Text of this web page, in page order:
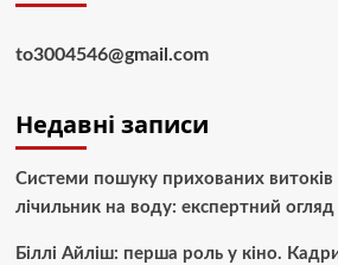
to3004546@gmail.com
Недавні записи
Системи пошуку прихованих витоків
лічильник на воду: експертний
Біллі Айліш: перша роль у кіно.